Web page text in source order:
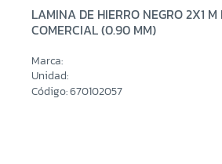
LAMINA DE HIERRO NEGRO 2X1
COMERCIAL (0.90 MM)
Marca:
Unidad:
Código: 670102057